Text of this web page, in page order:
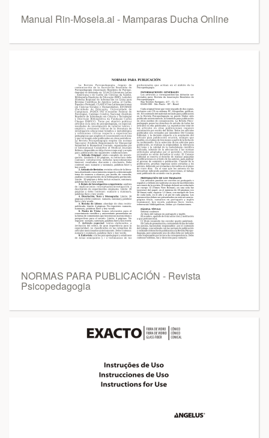
Manual Rin-Mosela.ai - Mamparas Ducha Online
NORMAS PARA PUBLICACIÓN - Revista
Psicopedagogia